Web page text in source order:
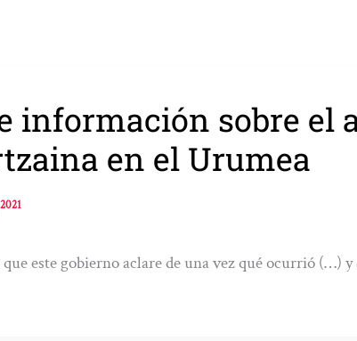
información sobre el
en el Urumea
este gobierno aclare de una vez qué ocurrió (…)